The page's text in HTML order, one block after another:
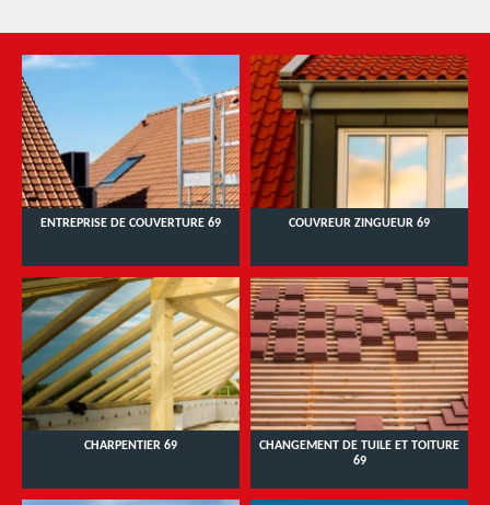
ENTREPRISE DE COUVERTURE 69 COUVREUR ZINGUEUR 69
CHARPENTIER 69
CHANGEMENT DE TUILE ET TOITURE
69